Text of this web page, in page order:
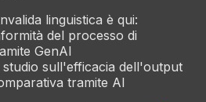
linguistica è qui:
del processo di
GenAI
studio sull'efficacia dell'output
tramite AI